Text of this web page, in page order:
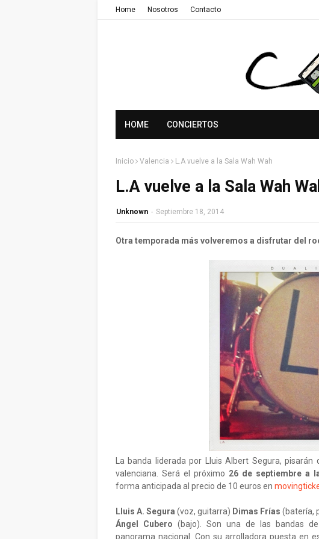
Home Nosotros Contacto
HOME CONCIERTOS
Inicio Valencia L.A vuelve a la Sala Wah Wah
L.A vuelve a la Sala Wah
Unknown - Septiembre 18, 2014
Otra temporada más volveremos a disfrutar del
La banda liderada por Lluis Albert Segura,
valenciana. Será el próximo 26 de septiembre a
forma anticipada al precio de 10 euros en
Lluis A. Segura (voz, guitarra) Dimas Frías (batería,
Ángel Cubero (bajo). Son una de las bandas
panorama nacional. Con su arrolladora puesta en